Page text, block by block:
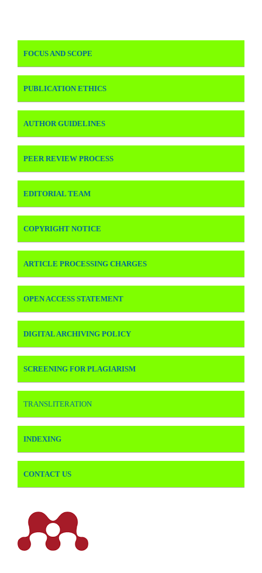
FOCUS AND SCOPE
PUBLICATION ETHICS
AUTHOR GUIDELINES
PEER REVIEW PROCESS
EDITORIAL TEAM
COPYRIGHT NOTICE
ARTICLE PROCESSING CHARGES
OPEN ACCESS STATEMENT
DIGITAL ARCHIVING POLICY
SCREENING FOR PLAGIARISM
TRANSLITERATION
INDEXING
CONTACT US